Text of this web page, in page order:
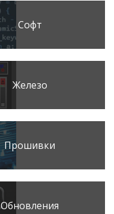
Софт
Железо
Прошивки
Обновления